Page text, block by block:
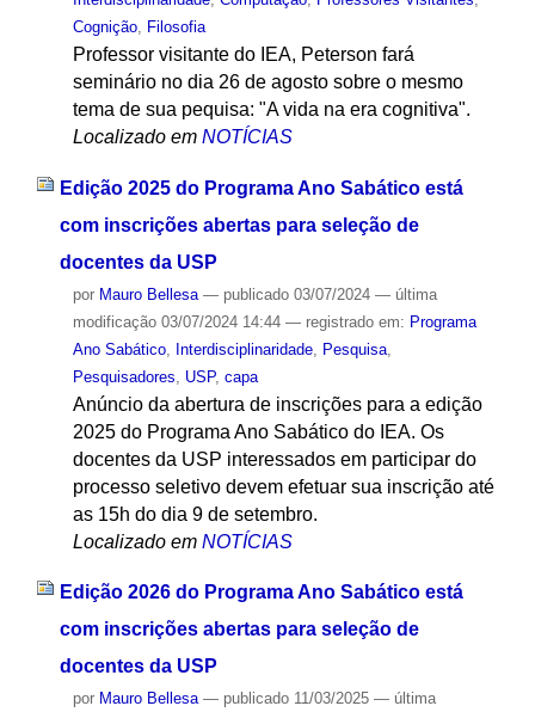
Cognição, Filosofia
Professor visitante do IEA, Peterson fará
seminário no dia 26 de agosto sobre o mesmo
tema de sua pequisa: "A vida na era cognitiva".
Localizado em NOTÍCIAS
Edição 2025 do Programa Ano Sabático está
com inscrições abertas para seleção de
docentes da USP
por Mauro Bellesa — publicado03/07/2024 — última
modificação03/07/2024 14:44 — registrado em: Programa
Ano Sabático, Interdisciplinaridade, Pesquisa,
Pesquisadores
USP, capa
Anúncio da abertura de inscrições para a edição
2025 do Programa Ano Sabático do IEA. Os
docentes da USP interessados em participar do
processo seletivo devem efetuar sua inscrição até
as 15h do dia 9 de setembro.
Localizado em NOTÍCIAS
Edição 2026 do Programa Ano Sabático está
com inscrições abertas para seleção de
docentes da USP
por Mauro Bellesa — publicado11/03/2025 — última